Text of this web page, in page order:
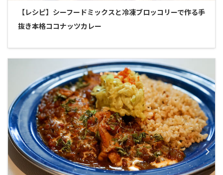
【レシピ】シーフードミックスと冷凍ブロッコリーで作る手
抜き本格ココナッツカレー